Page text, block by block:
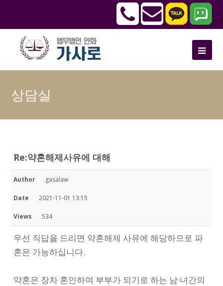
상담실
Re:약혼해제사유에 대해
Author gasalaw
Date 2021-11-01 13:15
Views 534
우선 직답을 드리면 약혼해제 사유에 해당하므로 파
혼은 가능하십니다.
약혼은 장차 혼인하여 부부가 되기로 하는 남·녀간의